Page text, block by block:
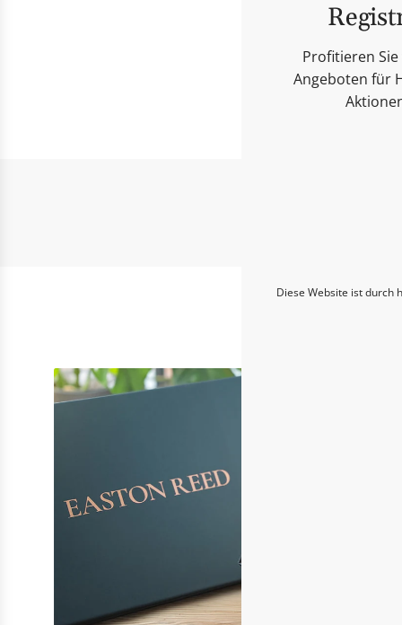
Profitieren
Angeboten für
Diese Website ist durch